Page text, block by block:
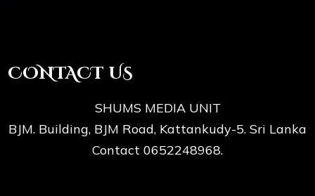
CONTACT US
SHUMS MEDIA UNIT
BJM. Building, BJM Road, Kattankudy-5. Sri Lanka
Contact 0652248968.